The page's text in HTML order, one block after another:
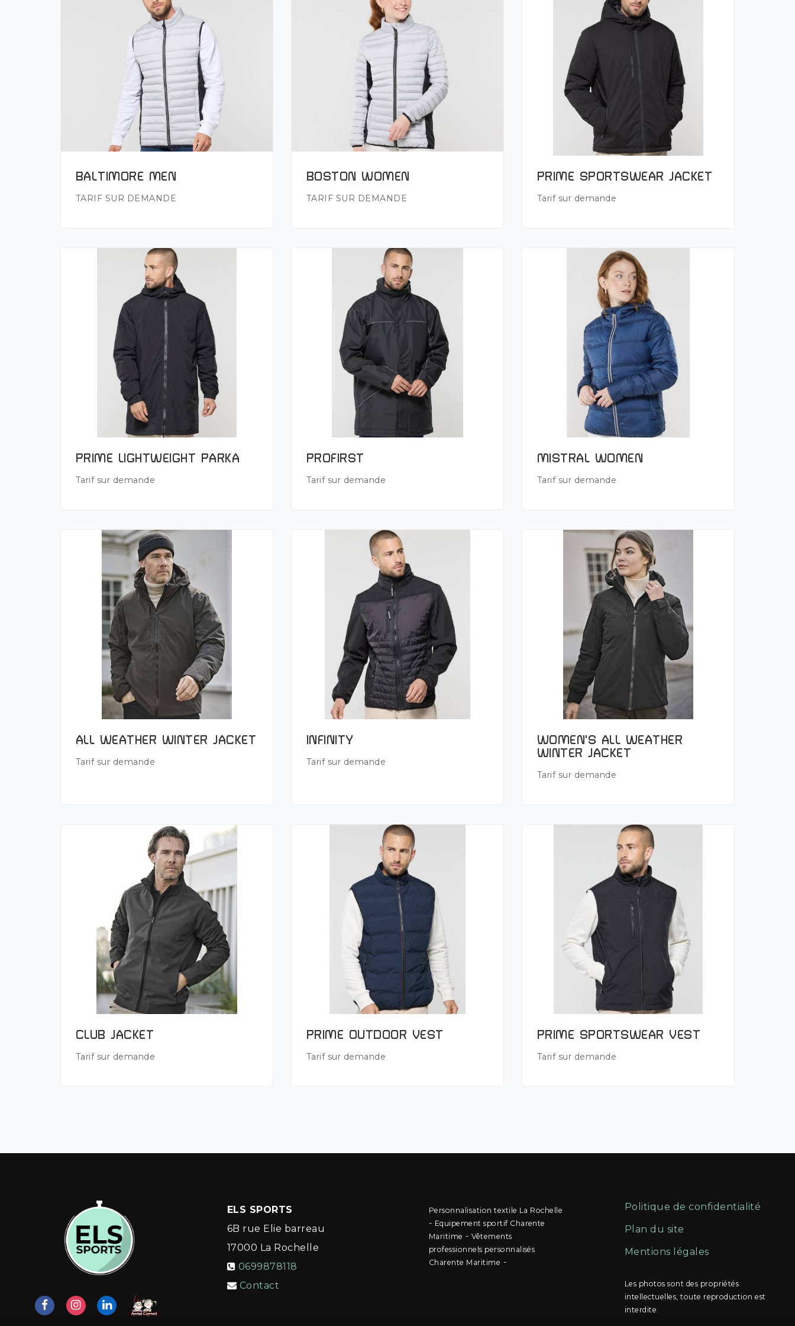
BALTIMORE MEN
TARIF SUR DEMANDE
Plus de détails
BOSTON WOMEN
TARIF SUR DEMANDE
Plus de détails
PRIME SPORTSWEAR JACKET
Tarif sur demande
Plus de détails
PRIME LIGHTWEIGHT PARKA
Tarif sur demande
Plus de détails
PROFIRST
Tarif sur demande
Plus de détails
MISTRAL WOMEN
Tarif sur demande
Plus de détails
ALL WEATHER WINTER JACKET
Tarif sur demande
Plus de détails
INFINITY
Tarif sur demande
Plus de détails
WOMEN'S ALL WEATHER
WINTER JACKET
Tarif sur demande
Plus de détails
CLUB JACKET
Tarif sur demande
Plus de détails
PRIME OUTDOOR VEST
Tarif sur demande
Plus de détails
PRIME SPORTSWEAR VEST
Tarif sur demande
Plus de détails
ELS SPORTS
6B rue Elie barreau
17000 La Rochelle
0699878118
Contact
Personnalisation textile La Rochelle
- Equipement sportif Charente
Maritime -Vêtements
professionnels personnalisés
Charente Maritime -
Politique de confidentialité
Plan du site
Mentions légales
Les photos sont des propriétés
intellectuelles, toute reproduction est
interdite.